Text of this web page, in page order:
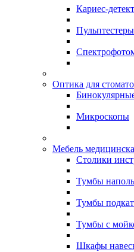
Кариес-
Пульптестеры
Оптика для
Микроскопы
Мебель
Столики
Тумбы
Тумбы
Тумбы с
Шкафы